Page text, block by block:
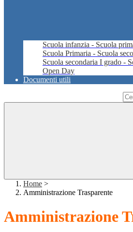
Scuola infanzia - Scuola
Scuola Primaria - Scuola
Scuola secondaria I grado -
Open Day
Documenti utili
Home >
Amministrazione Trasparente
Amministrazione